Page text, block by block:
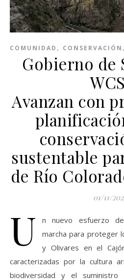
COMUNIDAD , CONSERVACIÓN ,
Gobierno de
Avanzan con
sustentable
de Río
01/11/
U
n nuevo esfuerzo
marcha para proteger
y Olivares en el
caracterizadas por la cultura
biodiversidad y el